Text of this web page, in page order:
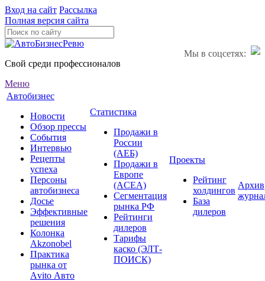
Вход на сайт Рассылка
Полная версия сайта
Мы в соцсетях:
Свой среди профессионалов
Меню
Автобизнес
Новости
Обзор прессы
События
Интервью
Рецепты
успеха
Персоны
автобизнеса
Досье
Эффективные
решения
Колонка
Akzonobel
Практика
рынка от
Аvito Авто
Статистика
Продажи в
России
(АЕБ)
Продажи в
Европе
(ACEA)
Сегментация
рынка РФ
Рейтинги
дилеров
Тарифы
каско (ЭЛТ-
ПОИСК)
Проекты
Рейтинг
холдингов
База
дилеров
Архив